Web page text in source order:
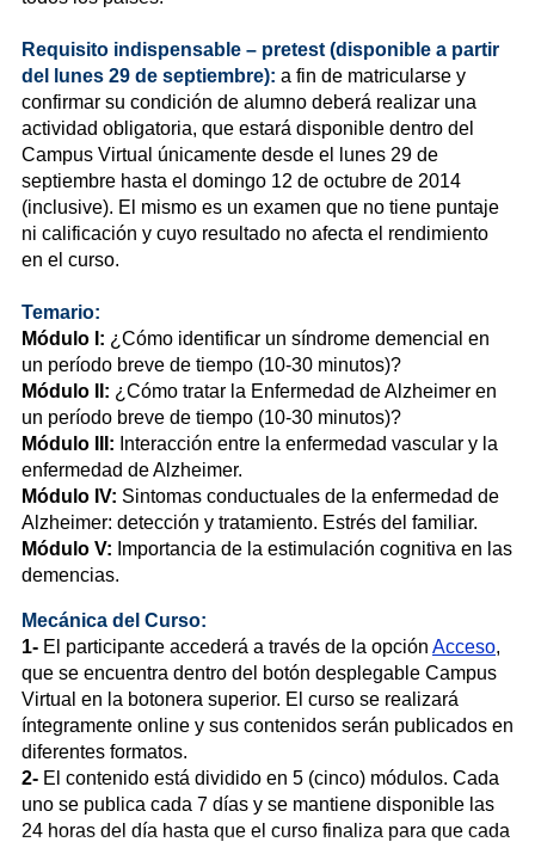
Requisito indispensable – pretest (disponible a partir
del lunes 29 de septiembre): a fin de matricularse y
confirmar su condición de alumno deberá realizar una
actividad obligatoria, que estará disponible dentro del
Campus Virtual únicamente desde el lunes 29 de
septiembre hasta el domingo 12 de octubre de 2014
(inclusive). El mismo es un examen que no tiene puntaje
ni calificación y cuyo resultado no afecta el rendimiento
en el curso.
Temario:
Módulo I: ¿Cómo identificar un síndrome demencial en
un período breve de tiempo (10-30 minutos)?
Módulo II: ¿Cómo tratar la Enfermedad de Alzheimer en
un período breve de tiempo (10-30 minutos)?
Módulo III: Interacción entre la enfermedad vascular y la
enfermedad de Alzheimer.
Módulo IV: Sintomas conductuales de la enfermedad de
Alzheimer: detección y tratamiento. Estrés del familiar.
Módulo V: Importancia de la estimulación cognitiva en las
demencias.
Mecánica del Curso:
1- El participante accederá a través de la opción Acceso,
que se encuentra dentro del botón desplegable Campus
Virtual en la botonera superior. El curso se realizará
íntegramente online y sus contenidos serán publicados en
diferentes formatos.
2- El contenido está dividido en 5 (cinco) módulos. Cada
uno se publica cada 7 días y se mantiene disponible las
24 horas del día hasta que el curso finaliza para que cada